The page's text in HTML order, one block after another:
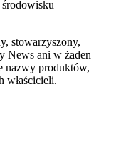
stowarzyszony,
News ani w żaden
nazwy produktów,
właścicieli.